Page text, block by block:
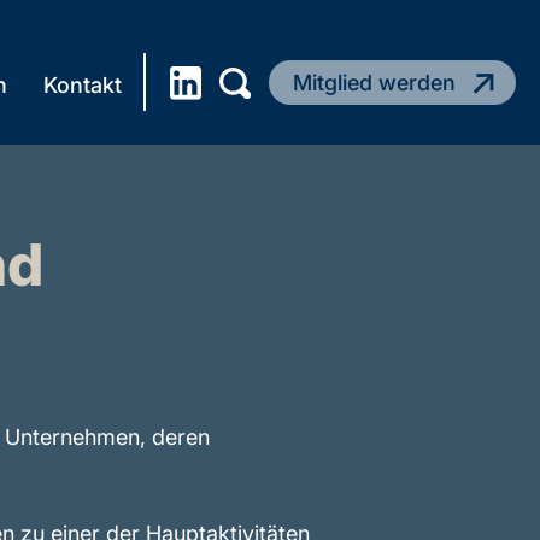
Kontakt Mitglied werden
deren
zu einer der Hauptaktivitäten